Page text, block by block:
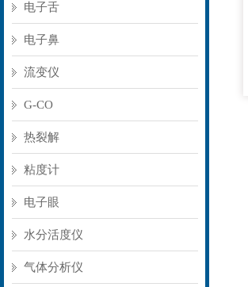
电子舌
电子鼻
流变仪
G-CO
热裂解
粘度计
电子眼
水分活度仪
气体分析仪